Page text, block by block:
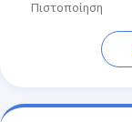
Πιστοποίηση